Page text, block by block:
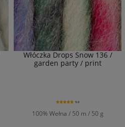
Włóczka Drops Snow 136 /
garden party / print
100% Wełna / 50 m / 50 g
5.0